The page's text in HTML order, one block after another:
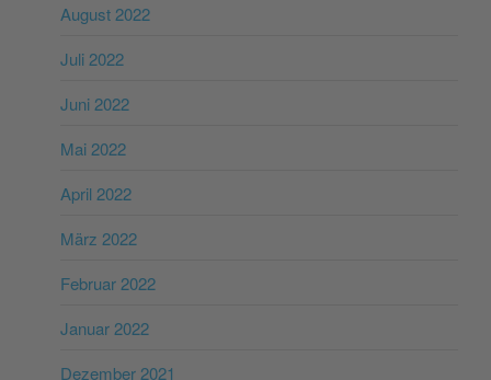
August 2022
Juli 2022
Juni 2022
Mai 2022
April 2022
März 2022
Februar 2022
Januar 2022
Dezember 2021